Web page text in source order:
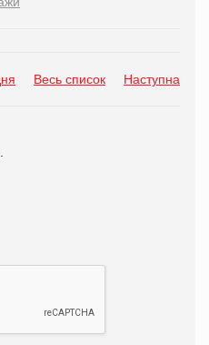
Весь список Наступна